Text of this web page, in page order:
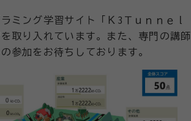
ミング学習サイト「Ｋ3Ｔｕｎｎｅ
取り入れています。また、専門の講
参加をお待ちしております。